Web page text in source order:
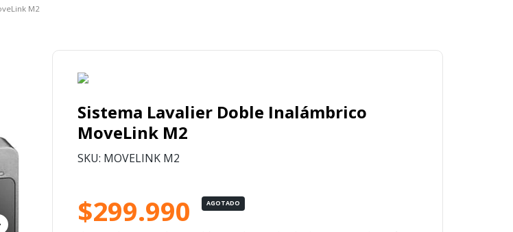
M2
Sistema Lavalier Doble Inalámbrico
MoveLink M2
SKU: MOVELINK M2
$299.990 AGOTADO